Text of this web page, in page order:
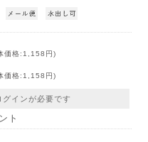
価格:1,158円)
価格:1,158円)
インが必要です
ト